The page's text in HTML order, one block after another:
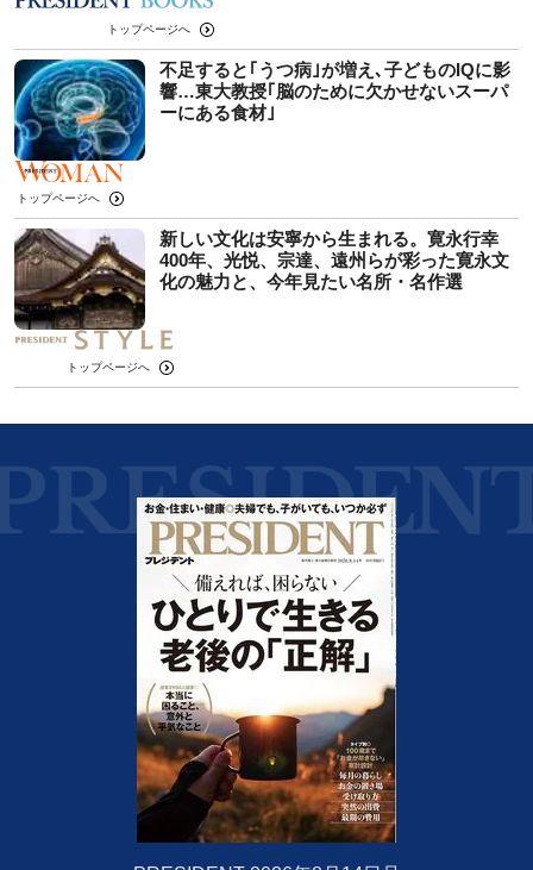
トップページへ
不足すると｢うつ病｣が増え､子どものIQに影
響…東大教授｢脳のために欠かせないスーパ
ーにある食材｣
トップページへ
新しい文化は安寧から生まれる。寛永行幸
400年、光悦、宗達、遠州らが彩った寛永文
化の魅力と、今年見たい名所・名作選
トップページへ